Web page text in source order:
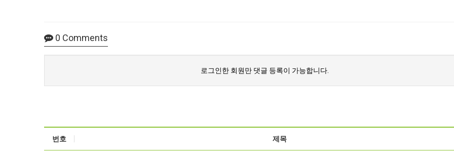
0 Comments
로그인한 회원만 댓글 등록이 가능합니다.
번호 제목